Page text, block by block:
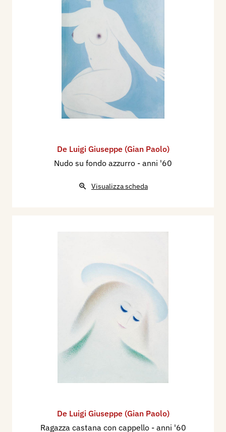
De Luigi Giuseppe (Gian Paolo)
Nudo su fondo azzurro - anni '60
Visualizza scheda
De Luigi Giuseppe (Gian Paolo)
Ragazza castana con cappello - anni '60